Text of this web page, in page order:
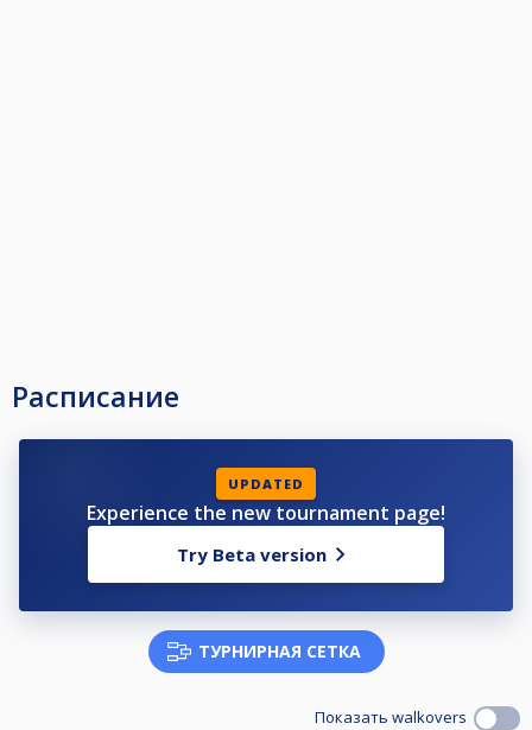
Расписание
UPDATED
Experience the new tournament page!
Try Beta version
ТУРНИРНАЯ СЕТКА
Показать walkovers